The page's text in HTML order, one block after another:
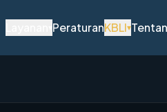
PeraturanKBLI▾